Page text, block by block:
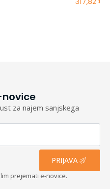
novice
za najem sanjskega
PRIJAVA
prejemati e-novice.